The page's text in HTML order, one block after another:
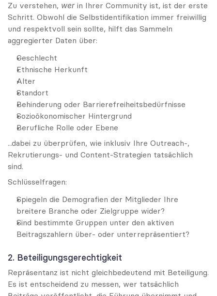
Zu verstehen, wer in Ihrer Community ist, ist der erste
Schritt. Obwohl die Selbstidentifikation immer freiwillig
und respektvoll sein sollte, hilft das Sammeln
aggregierter Daten über:
Geschlecht
Ethnische Herkunft
Alter
Standort
Behinderung oder Barrierefreiheitsbedürfnisse
Sozioökonomischer Hintergrund
Berufliche Rolle oder Ebene
...dabei zu überprüfen, wie inklusiv Ihre Outreach-,
Rekrutierungs- und Content-Strategien tatsächlich
sind.
Schlüsselfragen:
Spiegeln die Demografien der Mitglieder Ihre
breitere Branche oder Zielgruppe wider?
Sind bestimmte Gruppen unter den aktiven
Beitragszahlern über- oder unterrepräsentiert?
2. Beteiligungsgerechtigkeit
Repräsentanz ist nicht gleichbedeutend mit Beteiligung.
Es ist entscheidend zu messen, wer tatsächlich